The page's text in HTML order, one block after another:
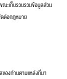
ะเก็บรวบรวมข้อมูลส่วน
ต่อกฎหมาย
ของท่านตามแหล่งที่มา